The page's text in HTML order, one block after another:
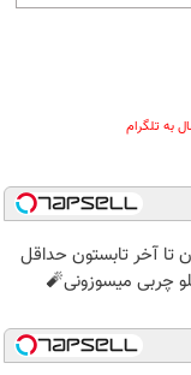
به تلگرام
تا آخر تابستون حداقل